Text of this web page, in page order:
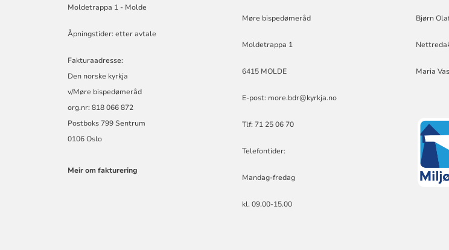
Moldetrappa 1 - Molde
Åpningstider: etter avtale
Fakturaadresse:
Den norske kyrkja
v/Møre bispedømeråd
org.nr: 818 066 872
Postboks 799 Sentrum
0106 Oslo
Meir om fakturering
Møre bispedømeråd
Moldetrappa 1
6415 MOLDE
E-post: more.bdr@kyrkja.no
Tlf: 71 25 06 70
Telefontider:
Mandag-fredag
kl. 09.00-15.00
Bjørn
Maria